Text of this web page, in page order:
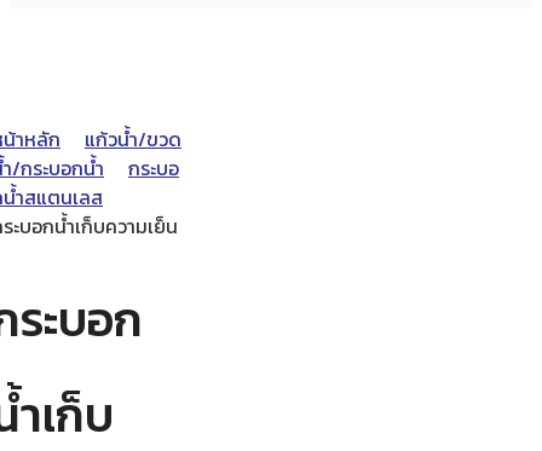
าหลัก
แก้วน้ำ/ขวด
/กระบอกน้ำ
กระบอ
ำสแตนเลส
ะบอกน้ำเก็บความเย็น
ระบอก
ำเก็บ